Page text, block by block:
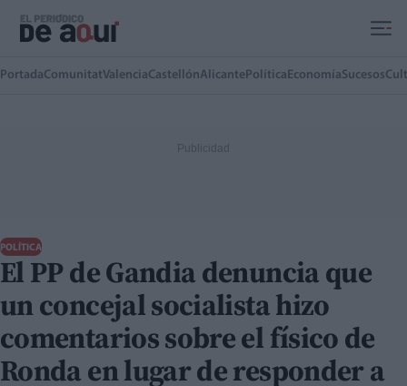
PortadaComunitatValenciaCastellónAlicante Política EconomíaSucesos
POLÍTICA
El PP de Gandia denuncia que
un concejal socialista hizo
comentarios sobre el físico de
Ronda en lugar de responder a